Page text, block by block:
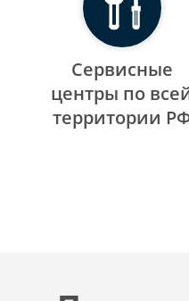
Сервисные
центры по
территории